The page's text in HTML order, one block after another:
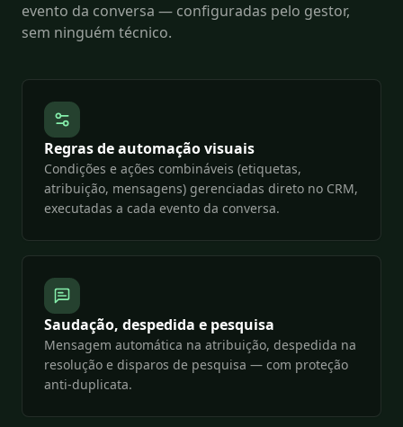
evento da conversa — configuradas pelo gestor,
sem ninguém técnico.
Regras de automação visuais
Condições e ações combináveis (etiquetas,
atribuição, mensagens) gerenciadas direto no CRM,
executadas a cada evento da conversa.
Saudação, despedida e pesquisa
Mensagem automática na atribuição, despedida na
resolução e disparos de pesquisa — com proteção
anti-duplicata.